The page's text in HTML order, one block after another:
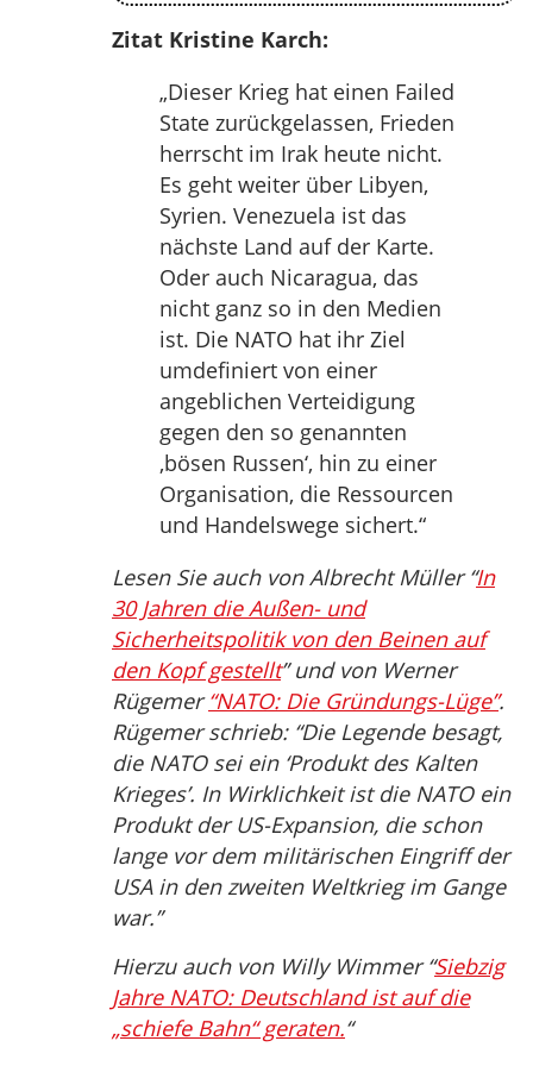
Zitat Kristine Karch:
„Dieser Krieg hat einen Failed
State zurückgelassen, Frieden
herrscht im Irak heute nicht.
Es geht weiter über Libyen,
Syrien. Venezuela ist das
nächste Land auf der Karte.
Oder auch Nicaragua, das
nicht ganz so in den Medien
ist. Die NATO hat ihr Ziel
umdefiniert von einer
angeblichen Verteidigung
gegen den so genannten
‚bösen Russen‘, hin zu einer
Organisation, die Ressourcen
und Handelswege sichert.“
Lesen Sie auch von Albrecht Müller “In
30 Jahren die Außen- und
Sicherheitspolitik von den Beinen auf
den Kopf gestellt” und von Werner
Rügemer“NATO: Die Gründungs-Lüge”.
Rügemer schrieb: “Die Legende besagt,
die NATO sei ein ‘Produkt des Kalten
Krieges’. In Wirklichkeit ist die NATO ein
Produkt der US-Expansion, die schon
lange vor dem militärischen Eingriff der
USA in den zweiten Weltkrieg im Gange
war.”
Hierzu auch von Willy Wimmer “Siebzig
Jahre NATO: Deutschland ist auf die
„schiefe Bahn“ geraten.“